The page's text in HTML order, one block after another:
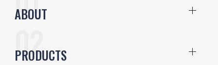
ABOUT
PRODUCTS